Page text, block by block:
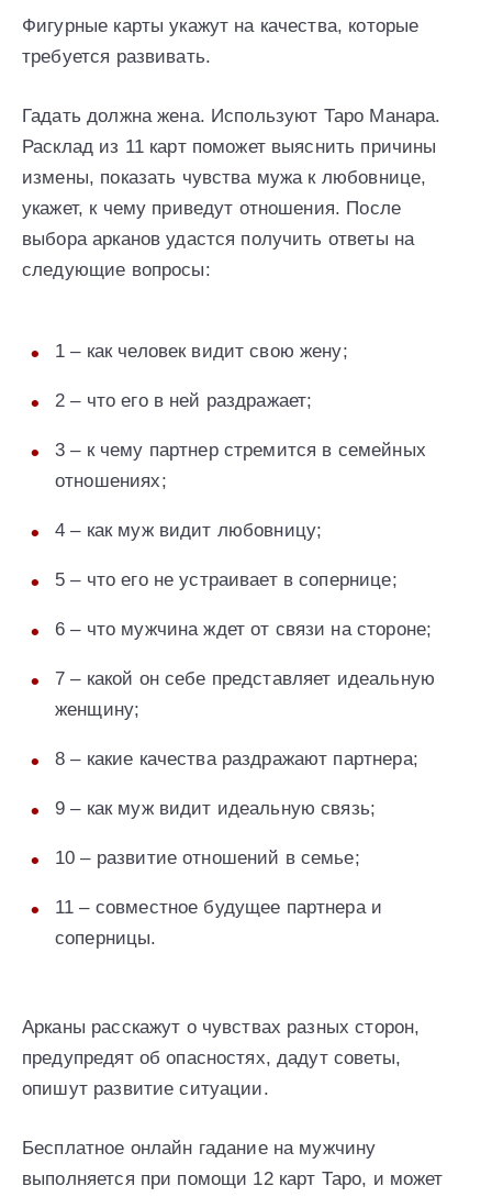
Фигурные карты укажут на качества, которые
требуется развивать.
Гадать должна жена. Используют Таро Манара.
Расклад из 11 карт поможет выяснить причины
измены, показать чувства мужа к любовнице,
укажет, к чему приведут отношения. После
выбора арканов удастся получить ответы на
следующие вопросы:
1 – как человек видит свою жену;
2 – что его в ней раздражает;
3 – к чему партнер стремится в семейных
отношениях;
4 – как муж видит любовницу;
5 – что его не устраивает в сопернице;
6 – что мужчина ждет от связи на стороне;
7 – какой он себе представляет идеальную
женщину;
8 – какие качества раздражают партнера;
9 – как муж видит идеальную связь;
10 – развитие отношений в семье;
11 – совместное будущее партнера и
соперницы.
Арканы расскажут о чувствах разных сторон,
предупредят об опасностях, дадут советы,
опишут развитие ситуации.
Бесплатное онлайн гадание на мужчину
выполняется при помощи 12 карт Таро, и может